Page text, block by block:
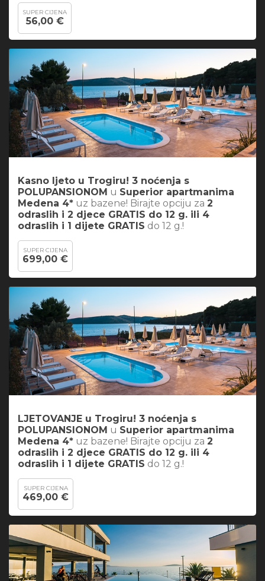
SUPER CIJENA
56,00 €
Kasno ljeto u Trogiru! 3 noćenja s
POLUPANSIONOM u Superior apartmanima
Medena 4* uz bazene! Birajte opciju za 2
odraslih i 2 djece GRATIS do 12 g. ili 4
odraslih i 1 dijete GRATIS do 12 g.!
SUPER CIJENA
699,00 €
LJETOVANJE u Trogiru! 3 noćenja s
POLUPANSIONOM u Superior apartmanima
Medena 4* uz bazene! Birajte opciju za 2
odraslih i 2 djece GRATIS do 12 g. ili 4
odraslih i 1 dijete GRATIS do 12 g.!
SUPER CIJENA
469,00 €